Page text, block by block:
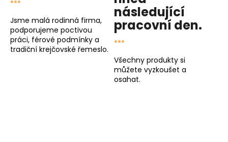
Jsme malá rodinná firma,
podporujeme poctivou
práci, férové podmínky a
tradiční krejčovské řemeslo.
následující
pracovní den.
...
Všechny produkty si
můžete vyzkoušet a
osahat.